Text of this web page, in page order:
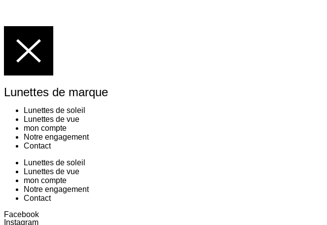
Lunettes de marque
Lunettes de soleil
Lunettes de vue
mon compte
Notre engagement
Contact
Lunettes de soleil
Lunettes de vue
mon compte
Notre engagement
Contact
Facebook
Instagram